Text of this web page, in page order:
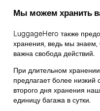
Мы можем хранить
LuggageHero также
хранения, ведь мы знаем,
важна свобода действий.
При длительном
предлагает более
второго дня хранения
единицу багажа в сутки.